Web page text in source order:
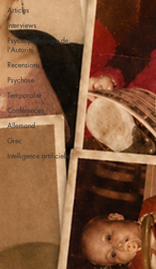
Articles
Interviews
Psychopathologie de
l'Autorité
Recensions
Psychose
Temporalité
Conférences
Allemand
Grec
Intelligence artificielle